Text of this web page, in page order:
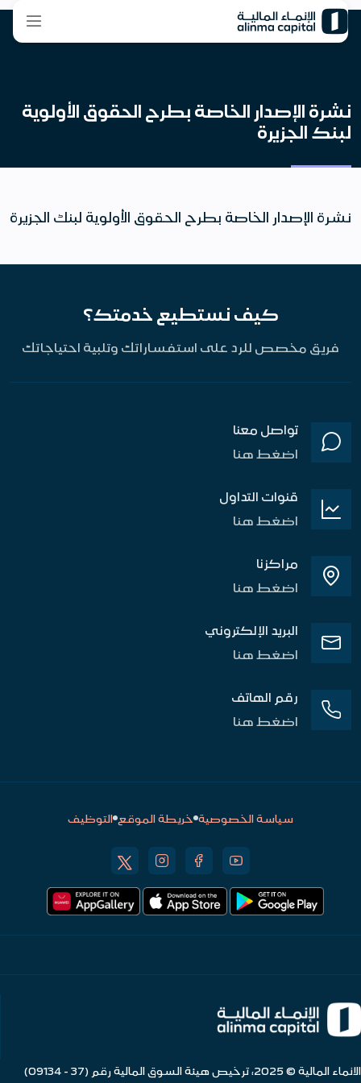
نشرة الإصدار الخاصة بطرح الحقوق الأولوية
لبنك الجزيرة
نشرة الإصدار الخاصة بطرح الحقوق الأولوية لبنك الجزيرة
كيف نستطيع خدمتك؟
فريق مخصص للرد على استفساراتك وتلبية احتياجاتك
تواصل معنا
اضغط هنا
قنوات التداول
اضغط هنا
مراكزنا
اضغط هنا
البريد الإلكتروني
اضغط هنا
رقم الهاتف
اضغط هنا
سياسة الخصوصية خريطة الموقع التوظيف
الانماء المالية © 2025، ترخيص هيئة السوق المالية رقم (37 - 09134)